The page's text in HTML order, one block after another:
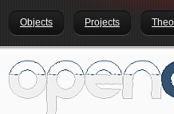
Objects Projects